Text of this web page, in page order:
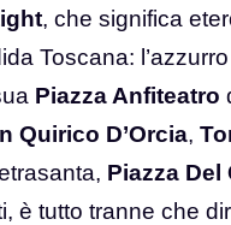
, che significa
Toscana:
Piazza Anfiteatro
Quirico D’Orcia,
Piazza Del
è tutto tranne che